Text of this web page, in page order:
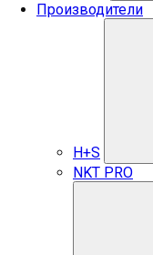
Производители
H+S
NKT PRO